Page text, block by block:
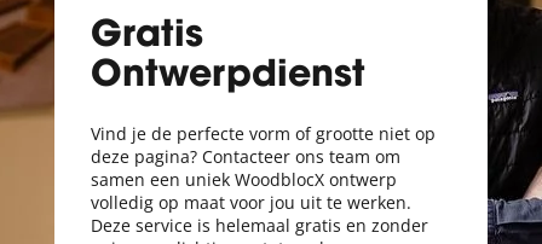
Gratis
Ontwerpdienst
Vind je de perfecte vorm of grootte niet op
deze pagina? Contacteer ons team om
samen een uniek WoodblocX ontwerp
volledig op maat voor jou uit te werken.
Deze service is helemaal gratis en zonder